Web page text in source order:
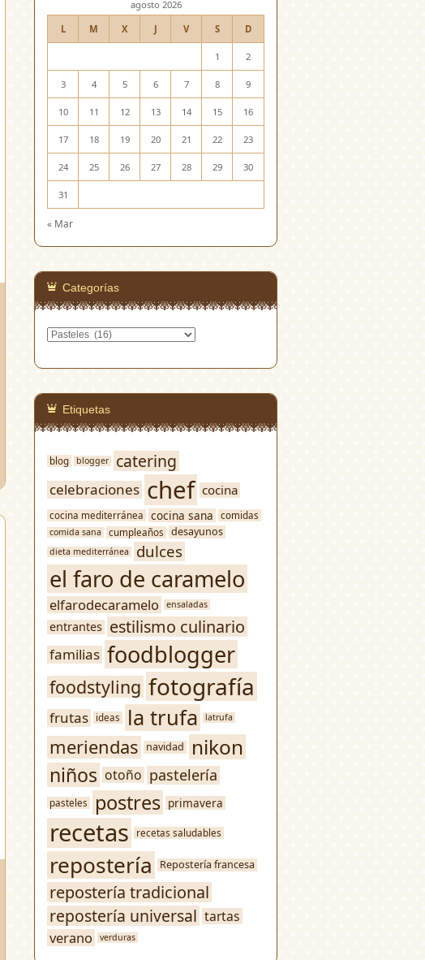
agosto 2026
L M X J V S D
1 2
3 4 5 6 7 8 9
10 11 12 13 14 15 16
17 18 19 20 21 22 23
24 25 26 27 28 29 30
31
« Mar
Categorías
Categorías
Etiquetas
blog blogger catering
celebraciones chef cocina
cocina mediterránea cocina sana comidas
comida sana cumpleaños desayunos
dieta mediterránea dulces
el faro de caramelo
elfarodecaramelo ensaladas
entrantes estilismo culinario
familias foodblogger
foodstyling fotografía
frutas ideas la trufa latrufa
meriendas navidad nikon
niños otoño pastelería
pasteles postres primavera
recetas recetas saludables
repostería Repostería francesa
repostería tradicional
repostería universal tartas
verano verduras